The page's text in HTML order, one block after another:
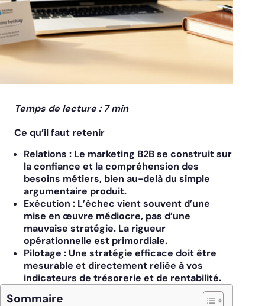
Temps de lecture : 7 min
Ce qu’il faut retenir
Relations : Le marketing B2B se construit sur
la confiance et la compréhension des
besoins métiers, bien au-delà du simple
argumentaire produit.
Exécution : L’échec vient souvent d’une
mise en œuvre médiocre, pas d’une
mauvaise stratégie. La rigueur
opérationnelle est primordiale.
Pilotage : Une stratégie efficace doit être
mesurable et directement reliée à vos
indicateurs de trésorerie et de rentabilité.
Sommaire